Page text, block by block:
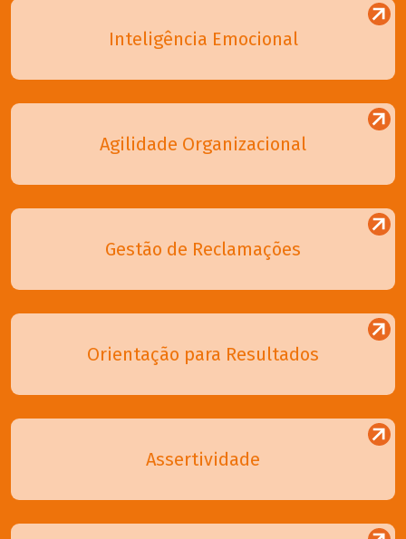
Inteligência Emocional
Agilidade Organizacional
Gestão de Reclamações
Orientação para Resultados
Assertividade